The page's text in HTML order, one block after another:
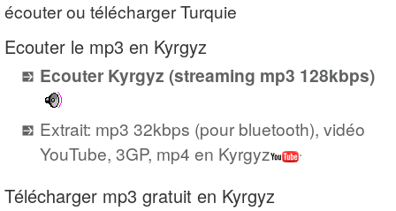
écouter ou télécharger Turquie
Ecouter le mp3 en Kyrgyz
Ecouter Kyrgyz (streaming mp3 128kbps)
Extrait: mp3 32kbps (pour bluetooth), vidéo
YouTube, 3GP, mp4 en Kyrgyz
Télécharger mp3 gratuit en Kyrgyz